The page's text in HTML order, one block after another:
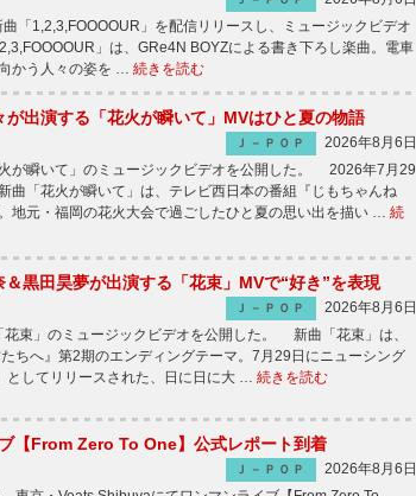
「1,2,3,FOOOOUR」を配信リリースし、ミュージックビデオ
」は、GRe4N BOYZによる書き下ろし楽曲。電車
かう人々の姿を … 続きを読む
が出演する「花火が瞬いて」MVはひと夏の物語
Ｊ－ＰＯＰ
2026年8月6日
が瞬いて」のミュージックビデオを公開した。 2026年7月29
曲「花火が瞬いて」は、テレビ西日本の番組『じもちゃんね
地元・福岡の花火大会で過ごしたひと夏の思い出を描い … 続
黒田昊夢が出演する「花束」MVで“好き”を表現
Ｊ－ＰＯＰ
2026年8月6日
束」のミュージックビデオを公開した。 新曲「花束」は、
ちへ』第2期のエンディングテーマ。7月29日にニューシング
としてリリースされた、日に日に大 … 続きを読む
【From Zero To One】公式レポート到着
Ｊ－ＰＯＰ
2026年8月6日